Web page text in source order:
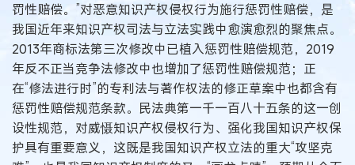
罚性赔偿。”对恶意知识产权侵权行为施行惩罚性赔偿，是
我国近年来知识产权司法与立法实践中愈演愈烈的聚焦点。
2013年商标法第三次修改中已植入惩罚性赔偿规范，2019
年反不正当竞争法修改中也增加了惩罚性赔偿规范；正
在“修法进行时”的专利法与著作权法的修正草案中也都含有
惩罚性赔偿规范条款。民法典第一千一百八十五条的这一创
设性规范，对威慑知识产权侵权行为、强化我国知识产权保
护具有重要意义，这既是我国知识产权立法的重大“攻坚克